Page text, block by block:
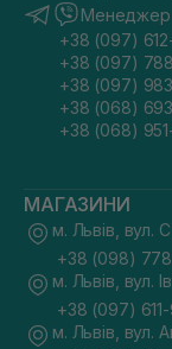
Менеджер
+38 (097)
+38 (097)
+38 (097)
+38 (068)
+38 (068)
МАГАЗИНИ
м. Львів, вул.
+38 (098)
м. Львів, вул.
+38 (097)
м. Львів, вул.